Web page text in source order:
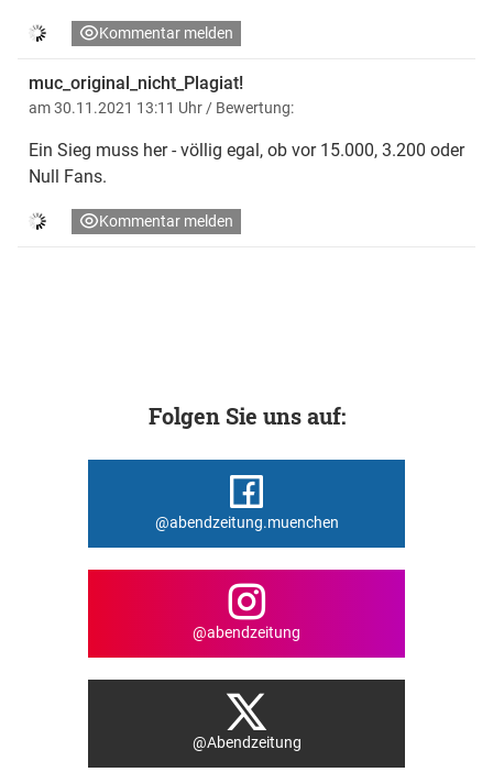
Kommentar melden
muc_original_nicht_Plagiat!
am 30.11.2021 13:11 Uhr / Bewertung:
Ein Sieg muss her - völlig egal, ob vor 15.000, 3.200 oder
Null Fans.
Kommentar melden
Folgen Sie uns auf:
@abendzeitung.muenchen
@abendzeitung
@Abendzeitung